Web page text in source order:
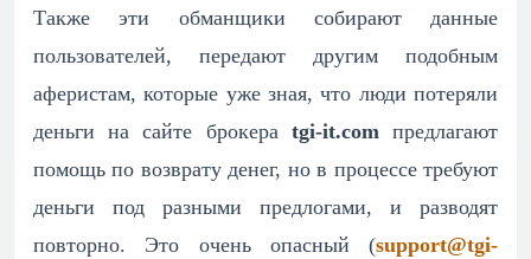
Также эти обманщики собирают данные
пользователей, передают другим подобным
аферистам, которые уже зная, что люди потеряли
деньги на сайте брокераtgi-it.comпредлагают
помощь по возврату денег, но в процессе требуют
деньги под разными предлогами, и разводят
повторно. Это очень опасный (support@tgi-